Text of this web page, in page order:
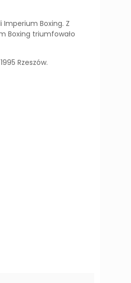
Boxing. Z
Boxing triumfowało
Rzeszów.